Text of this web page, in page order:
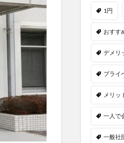
1円
おすす
デメリ
プライ
メリッ
一人で
一般社